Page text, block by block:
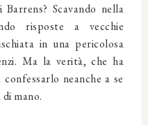
Scavando nella
risposte a vecchie
in una pericolosa
Ma la verità, che ha
neanche a se
mano.